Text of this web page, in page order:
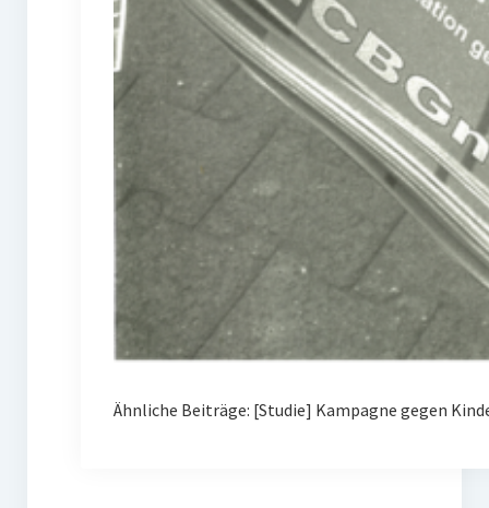
Ähnliche Beiträge: [Studie] Kampagne gegen